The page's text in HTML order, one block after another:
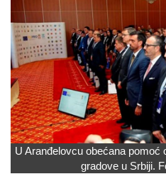
U Aranđelovcu obećana pomoć
gradove u Srbiji.